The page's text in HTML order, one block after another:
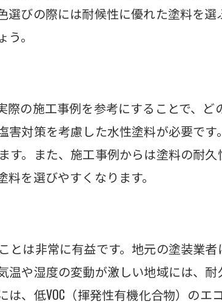
ット
紹介
方ガイド
性塗料の魅力
的利点
しい仕上がり
の水性塗料の選び方
価
びの際には耐候性に優れた塗料を選
。
の施工事例を参考にすることで、ど
対策を考慮した水性塗料が必要です
。また、施工事例からは塗料の耐
を選びやすくなります。
は非常に有益です。地元の塗装業
や湿度の変動が激しい地域には、
、低VOC（揮発性有機化合物）のエ